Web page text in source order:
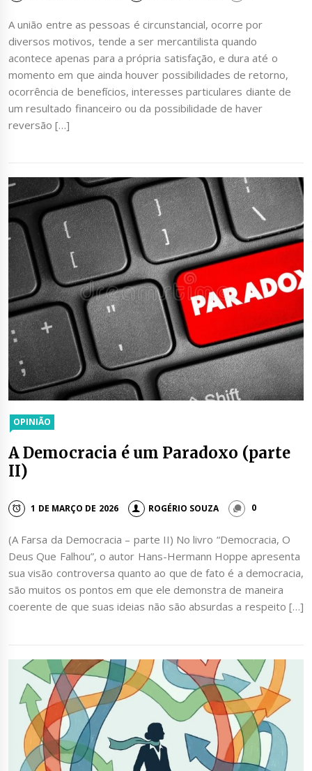
A união entre as pessoas é circunstancial, ocorre por
diversos motivos, tende a ser mercantilista quando
acontece apenas para a própria satisfação, e dura até o
momento em que ainda houver possibilidades de retorno,
ocorrência de benefícios, interesses particulares diante de
um resultado financeiro ou da possibilidade de haver
reversão […]
OPINIÃO
A Democracia é um Paradoxo (parte
II)
1 DE MARÇO DE 2026 ROGÉRIO SOUZA 0
(A Farsa da Democracia – parte II) No livro “Democracia, O
Deus Que Falhou”, o autor Hans-Hermann Hoppe apresenta
sua visão controversa quanto ao que de fato é a democracia,
são muitos os pontos em que ele demonstra de maneira
coerente de que suas ideias não são absurdas a respeito […]